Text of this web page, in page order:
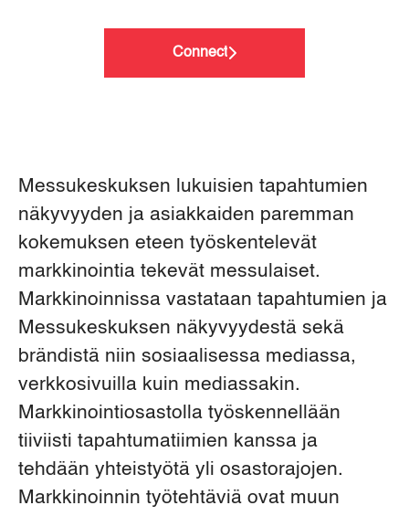
Connect
Messukeskuksen lukuisien tapahtumien
näkyvyyden ja asiakkaiden paremman
kokemuksen eteen työskentelevät
markkinointia tekevät messulaiset.
Markkinoinnissa vastataan tapahtumien ja
Messukeskuksen näkyvyydestä sekä
brändistä niin sosiaalisessa mediassa,
verkkosivuilla kuin mediassakin.
Markkinointiosastolla työskennellään
tiiviisti tapahtumatiimien kanssa ja
tehdään yhteistyötä yli osastorajojen.
Markkinoinnin työtehtäviä ovat muun